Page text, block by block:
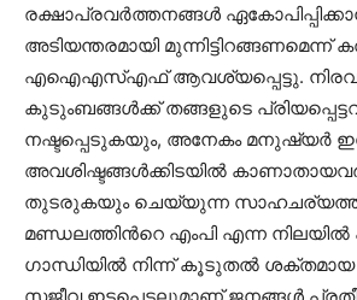
രക്ഷാപ്രവർത്തനങ്ങൾ
അടിയന്തരമായി മുന്നിട്ടിറങ്ങണമെന്ന്
എഐഎസ്എഫ് ആവശ്യപ്പെട്ടു.
കുടുംബങ്ങൾക്ക് തങ്ങളുടെ
നഷ്ടപ്പെടുകയും, അനേകം മനുഷ്യർ
അവശിഷ്ടങ്ങൾക്കിടയിൽ
തുടരുകയും ചെയ്യുന്ന
മണ്ഡലത്തിന്‍റെ എംപി എന്ന നിലയിൽ
ഗാന്ധിയിൽ നിന്ന് കൂടുതൽ